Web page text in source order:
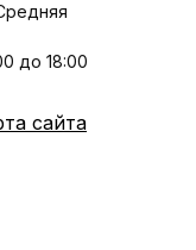
до 18:00
сайта